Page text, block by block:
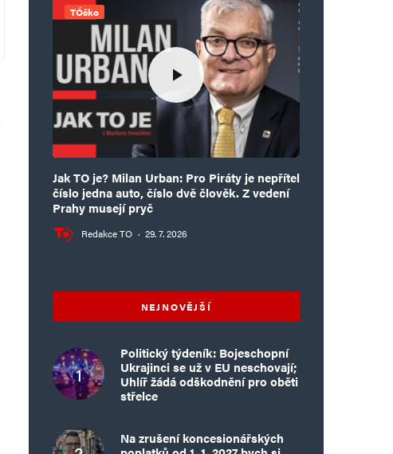
TÓčko
Jak TO je? Milan Urban: Pro Piráty je nepřítel
číslo jedna auto, číslo dvě člověk. Z vedení
Prahy musejí pryč
Redakce TO · 29. 7. 2026
NEJNOVĚJŠÍ
Politický týdeník: Bojeschopní
Ukrajinci se už v EU neschovají;
Uhlíř žádá odškodnění pro oběti
střelce
Na zrušení koncesionářských